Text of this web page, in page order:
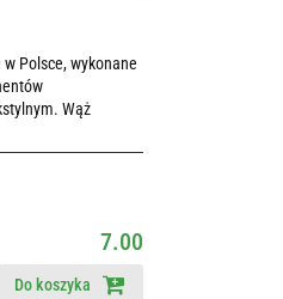
Polsce, wykonane
Wąż
7.00
Do koszyka